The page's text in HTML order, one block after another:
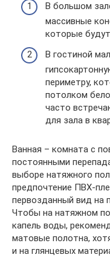
В большом
массивные
которые
В гостиной
периметру,
потолком
часто
для зала в
Ванная – комната с
постоянными
выборе натяжного
предпочтение ПВХ-
первозданный вид на
Чтобы на натяжном
капель воды,
матовые полотна,
и на глянцевых